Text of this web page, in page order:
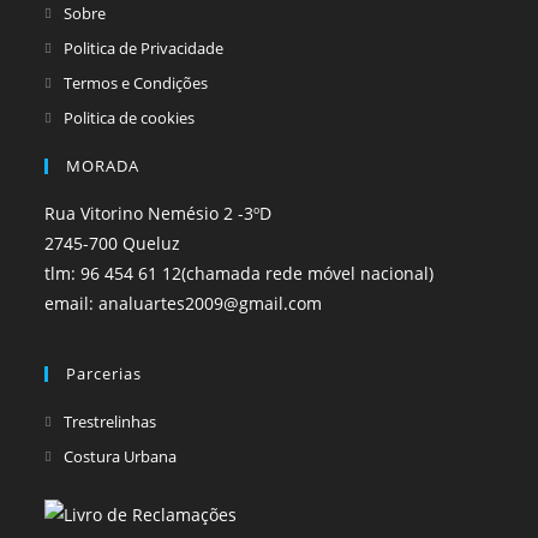
tab
Sobre
Politica de Privacidade
Termos e Condições
Politica de cookies
MORADA
Rua Vitorino Nemésio 2 -3ºD
2745-700 Queluz
tlm: 96 454 61 12(chamada rede móvel nacional)
email: analuartes2009@gmail.com
Parcerias
TrestrelinhasOpens
in
new
Costura UrbanaOpens
a